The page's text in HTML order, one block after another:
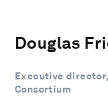
Douglas
Executive
Consortium